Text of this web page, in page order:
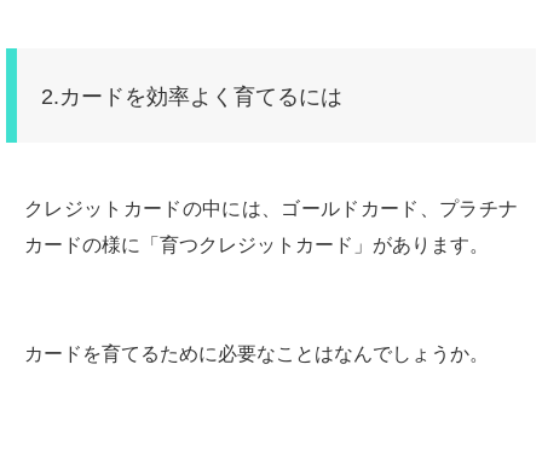
2.カードを効率よく育てるには
クレジットカードの中には、ゴールドカード、プラチナ
カードの様に「育つクレジットカード」があります。
カードを育てるために必要なことはなんでしょうか。